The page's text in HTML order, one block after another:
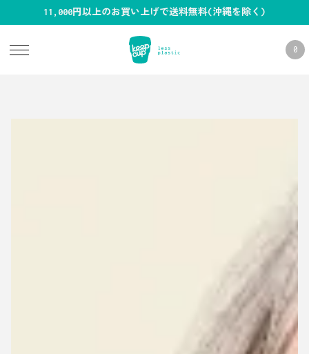
11,000円以上のお買い上げで送料無料(沖縄を除く)
0